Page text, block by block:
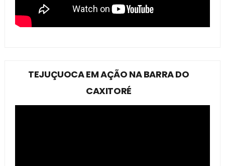
TEJUÇUOCA EM AÇÃO NA BARRA DO
CAXITORÉ